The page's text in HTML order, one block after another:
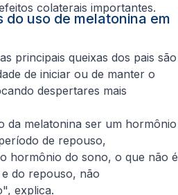
colaterais importantes.
do uso de melatonina em
principais queixas dos pais são
de iniciar ou de manter o
despertares mais
da melatonina ser um hormônio
de repouso,
hormônio do sono, o que não é
do repouso, não
explica.